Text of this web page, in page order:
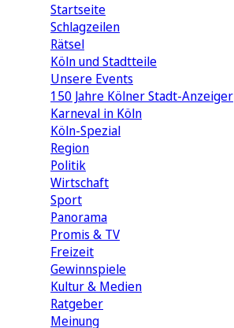
Startseite
Schlagzeilen
Rätsel
Köln und Stadtteile
Unsere Events
150 Jahre Kölner Stadt-Anzeiger
Karneval in Köln
Köln-Spezial
Region
Politik
Wirtschaft
Sport
Panorama
Promis & TV
Freizeit
Gewinnspiele
Kultur & Medien
Ratgeber
Meinung